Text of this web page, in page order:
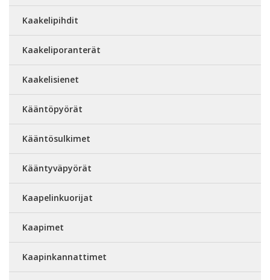
Kaakelipihdit
Kaakeliporanterät
Kaakelisienet
Kääntöpyörät
Kääntösulkimet
Kääntyväpyörät
Kaapelinkuorijat
Kaapimet
Kaapinkannattimet